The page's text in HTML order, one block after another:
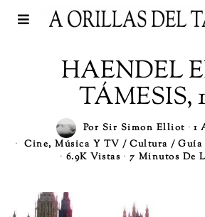
HAENDEL
TÁMESIS,
Por Sir Simon Elliot
1
Cine, Música Y TV / Cultura / Guía
6.9K Vistas
7 Minutos De